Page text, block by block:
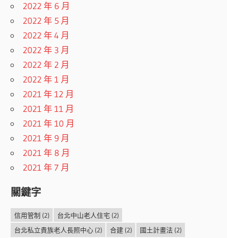
2022 年 6 月
2022 年 5 月
2022 年 4 月
2022 年 3 月
2022 年 2 月
2022 年 1 月
2021 年 12 月
2021 年 11 月
2021 年 10 月
2021 年 9 月
2021 年 8 月
2021 年 7 月
關鍵字
信用管制 (2) 台北中山老人住宅 (2)
台北私立貴族老人長照中心(2) 合建(2) 國土計畫法(2)